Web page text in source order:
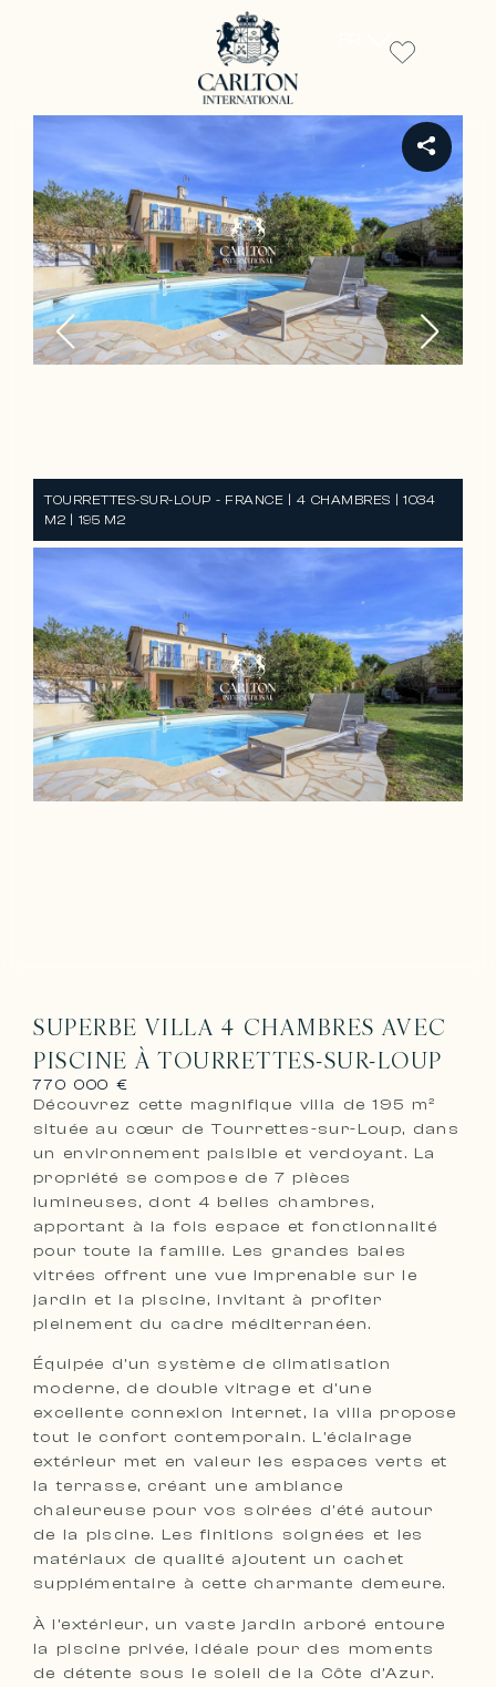
TOURRETTES-SUR-LOUP - FRANCE | 4 CHAMBRES | 1034
M2 | 195 M2
SUPERBE VILLA 4 CHAMBRES AVEC
PISCINE À TOURRETTES-SUR-LOUP
770 000 €
Découvrez cette magnifique villa de 195 m²
située au cœur de Tourrettes-sur-Loup, dans
un environnement paisible et verdoyant. La
propriété se compose de 7 pièces
lumineuses, dont 4 belles chambres,
apportant à la fois espace et fonctionnalité
pour toute la famille. Les grandes baies
vitrées offrent une vue imprenable sur le
jardin et la piscine, invitant à profiter
pleinement du cadre méditerranéen.
Équipée d’un système de climatisation
moderne, de double vitrage et d’une
excellente connexion internet, la villa propose
tout le confort contemporain. L’éclairage
extérieur met en valeur les espaces verts et
la terrasse, créant une ambiance
chaleureuse pour vos soirées d’été autour
de la piscine. Les finitions soignées et les
matériaux de qualité ajoutent un cachet
supplémentaire à cette charmante demeure.
À l’extérieur, un vaste jardin arboré entoure
la piscine privée, idéale pour des moments
de détente sous le soleil de la Côte d’Azur.